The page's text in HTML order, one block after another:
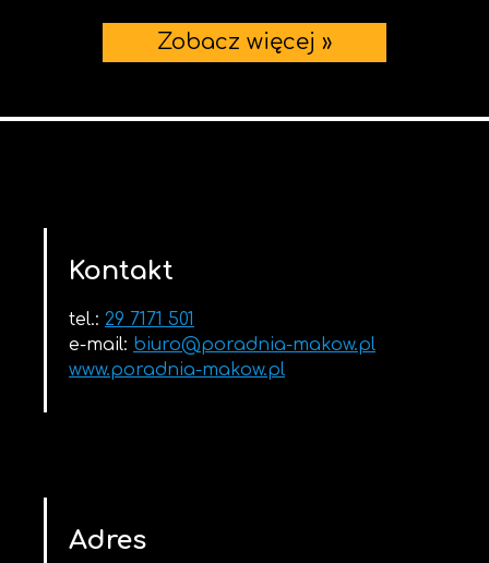
Zobacz więcej »
Kontakt
tel.: 29 7171 501
e-mail: biuro@poradnia-makow.pl
www.poradnia-makow.pl
Adres